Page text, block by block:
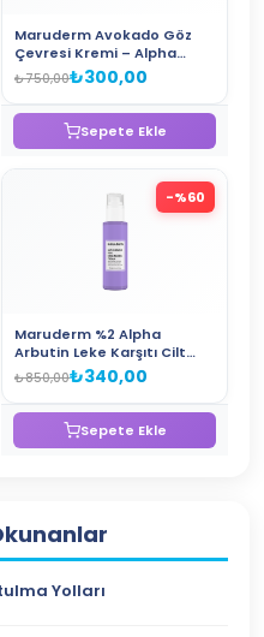
Maruderm Avokado Göz
Çevresi Kremi – Alpha
Arbutin, Peptit ve
Hyaluronik Asit İçeren
₺750,00₺300,00
Sepete Ekle
-%60
Maruderm %2 Alpha
Arbutin Leke Karşıtı Cilt
Bakım Kremi – Niacinamide
ve Peptid İçeren Aydınlatıcı
₺850,00₺340,00
Sepete Ekle
Yolları